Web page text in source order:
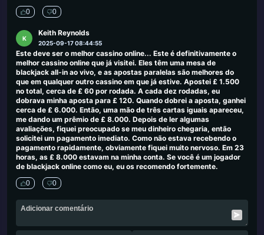
0 0
K
Keith Reynolds
2025-09-17 08:44:55
Este deve ser o melhor cassino online... Este é definitivamente o
melhor cassino online que já visitei. Eles têm uma mesa de
blackjack all-in ao vivo, e as apostas paralelas são melhores do
que em qualquer outro cassino em que já estive. Apostei £ 1.500
no total, cerca de £ 60 por rodada. A cada dez rodadas, eu
dobrava minha aposta para £ 120. Quando dobrei a aposta, ganhei
cerca de £ 6.000. Então, uma mão de três cartas iguais apareceu,
me dando um prêmio de £ 8.000. Depois de ler algumas
avaliações, fiquei preocupado se meu dinheiro chegaria, então
solicitei um pagamento imediato. Como não estava recebendo o
pagamento rapidamente, obviamente fiquei muito nervoso. Em 23
horas, as £ 8.000 estavam na minha conta. Se você é um jogador
de blackjack online como eu, eu os recomendo fortemente.
0 0